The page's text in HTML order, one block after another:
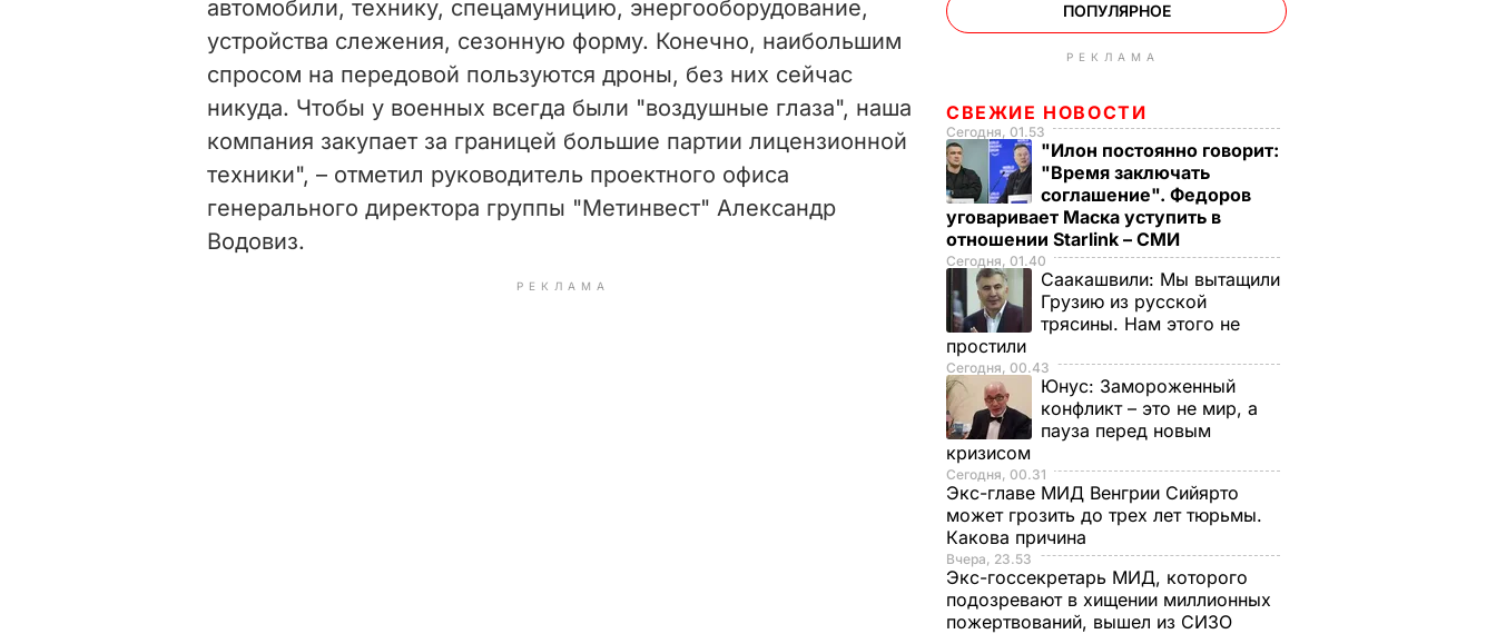
d
e
o
автомобили, технику, спецамуницию, энергооборудование,
устройства слежения, сезонную форму. Конечно, наибольшим
спросом на передовой пользуются дроны, без них сейчас
никуда. Чтобы у военных всегда были "воздушные глаза", наша
компания закупает за границей большие партии лицензионной
техники", – отметил руководитель проектного офиса
генерального директора группы "Метинвест" Александр
Водовиз.
РЕКЛАМА
ПОПУЛЯРНОЕ
РЕКЛАМА
СВЕЖИЕ НОВОСТИ
Сегодня, 01.53
"Илон постоянно говорит:
"Время заключать
соглашение". Федоров
уговаривает Маска уступить в
отношении Starlink – СМИ
Сегодня, 01.40
Саакашвили: Мы вытащили
Грузию из русской
трясины. Нам этого не
простили
Сегодня, 00.43
Юнус: Замороженный
конфликт – это не мир, а
пауза перед новым
кризисом
Сегодня, 00.31
Экс-главе МИД Венгрии Сийярто
может грозить до трех лет тюрьмы.
Какова причина
Вчера, 23.53
Экс-госсекретарь МИД, которого
подозревают в хищении миллионных
пожертвований, вышел из СИЗО